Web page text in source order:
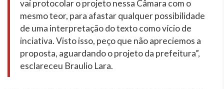
vai protocolar o projeto nessa Câmara com o
mesmo teor, para afastar qualquer possibilidade
de uma interpretação do texto como vício de
inciativa. Visto isso, peço que não apreciemos a
proposta, aguardando o projeto da prefeitura”,
esclareceu Braulio Lara.